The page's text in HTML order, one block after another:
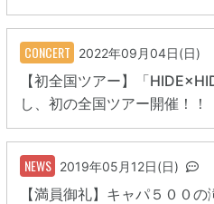
CONCERT 2022年09月04日(日)
【初全国ツアー】「
し、初の全国ツアー開催！！
NEWS 2019年05月12日(日)
【満員御礼】キャパ５００